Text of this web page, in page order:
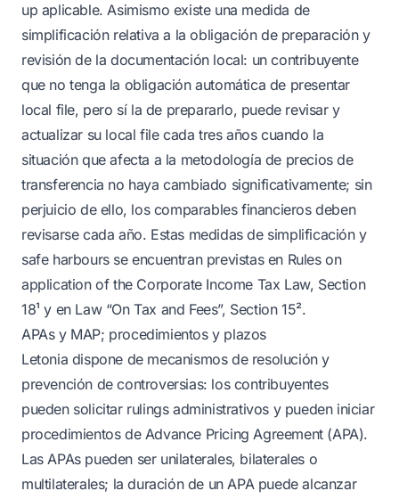
up aplicable. Asimismo existe una medida de
simplificación relativa a la obligación de preparación y
revisión de la documentación local: un contribuyente
que no tenga la obligación automática de presentar
local file, pero sí la de prepararlo, puede revisar y
actualizar su local file cada tres años cuando la
situación que afecta a la metodología de precios de
transferencia no haya cambiado significativamente; sin
perjuicio de ello, los comparables financieros deben
revisarse cada año. Estas medidas de simplificación y
safe harbours se encuentran previstas en Rules on
application of the Corporate Income Tax Law, Section
18¹ y en Law “On Tax and Fees”, Section 15².
APAs y MAP; procedimientos y plazos
Letonia dispone de mecanismos de resolución y
prevención de controversias: los contribuyentes
pueden solicitar rulings administrativos y pueden iniciar
procedimientos de Advance Pricing Agreement (APA).
Las APAs pueden ser unilaterales, bilaterales o
multilaterales; la duración de un APA puede alcanzar